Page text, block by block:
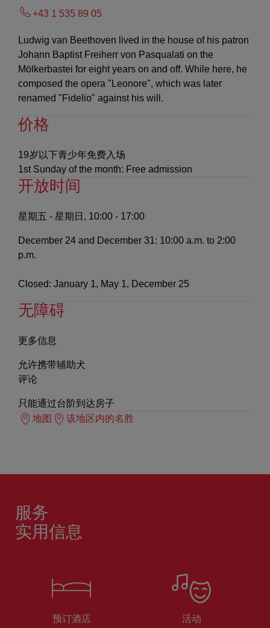
+43 1 535 89 05
Ludwig van Beethoven lived in the house of his patron
Johann Baptist Freiherr von Pasqualati on the
Mölkerbastei for eight years on and off. While here, he
composed the opera "Leonore", which was later
renamed "Fidelio" against his will.
价格
19岁以下青少年免费入场
1st Sunday of the month: Free admission
开放时间
星期五 - 星期日, 10:00 - 17:00
December 24 and December 31: 10:00 a.m. to 2:00
p.m.
Closed: January 1, May 1, December 25
无障碍
更多信息
允许携带辅助犬
评论
只能通过台阶到达房子
地图
该地区内的名胜
服务
实用信息
预订酒店 活动